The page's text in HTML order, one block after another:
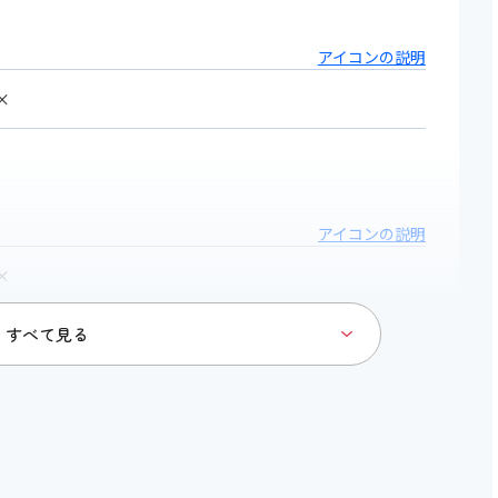
アイコンの説明
アイコンの説明
× 特になし